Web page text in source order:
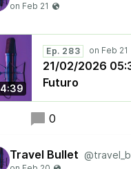
4:39
Ep. 283
21/02/2026
Futuro
0
Travel Bullet